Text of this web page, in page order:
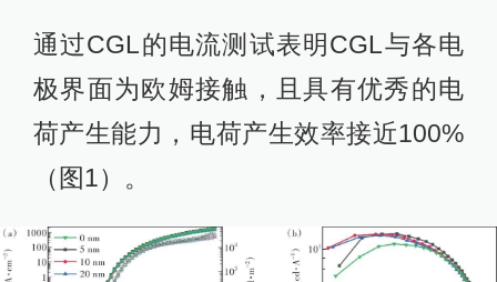
通过CGL的电流测试表明CGL与各电
极界面为欧姆接触，且具有优秀的电
荷产生能力，电荷产生效率接近100%
（图1）。